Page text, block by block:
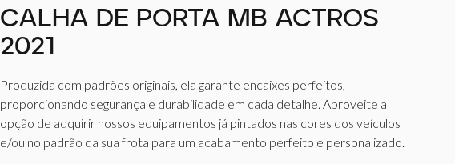
CALHA DE PORTA MB ACTROS
2021
Produzida com padrões originais, ela garante encaixes perfeitos,
proporcionando segurança e durabilidade em cada detalhe. Aproveite a
opção de adquirir nossos equipamentos já pintados nas cores dos veículos
e/ou no padrão da sua frota para um acabamento perfeito e personalizado.